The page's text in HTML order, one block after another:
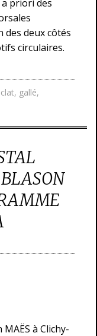
priori des
des deux côtés
circulaires.
, gallé,
à Clichy-